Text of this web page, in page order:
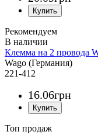
Рекомендуем
Клемма на 2 провода
Wago (Германия)
221-412
16.06грн
Топ продаж